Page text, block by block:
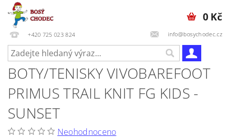
+420 725 023 824 info@bosychodec.cz
0 Kč
BOTY/TENISKY VIVOBAREFOOT
PRIMUS TRAIL KNIT FG KIDS -
SUNSET
Neohodnoceno